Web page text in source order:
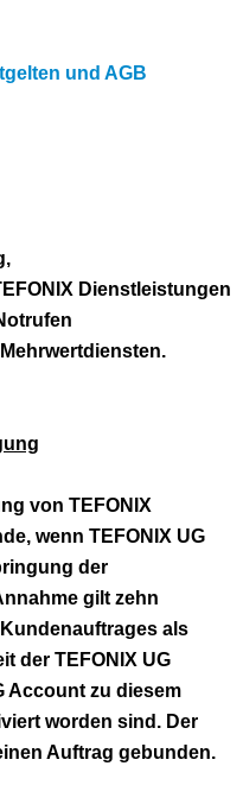
und AGB
Dienstleistungen
von TEFONIX
wenn TEFONIX UG
der
gilt zehn
als
der TEFONIX UG
Account zu diesem
worden sind. Der
Auftrag gebunden.